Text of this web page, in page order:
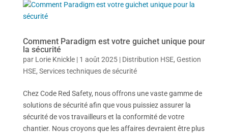
Comment Paradigm est votre guichet unique pour
la sécurité
par Lorie Knickle| 1 août 2025| Distribution HSE, Gestion
HSE, Services techniques de sécurité
Chez Code Red Safety, nous offrons une vaste gamme de
solutions de sécurité afin que vous puissiez assurer la
sécurité de vos travailleurs et la conformité de votre
chantier. Nous croyons que les affaires devraient être plus